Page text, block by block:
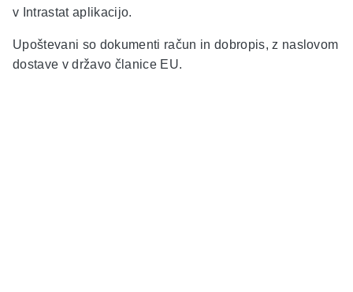
v Intrastat aplikacijo.
Upoštevani so dokumenti račun in dobropis, z naslovom
dostave v državo članice EU.